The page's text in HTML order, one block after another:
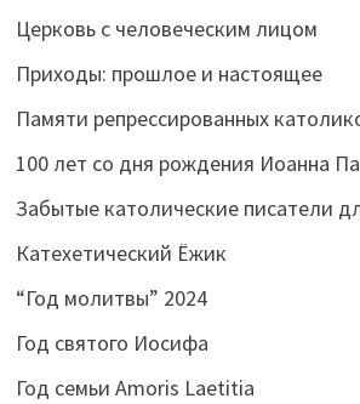
Церковь с человеческим лицом
Приходы: прошлое и настоящее
Памяти репрессированных
100 лет со дня рождения Иоанна
Забытые католические писатели
Катехетический Ёжик
“Год молитвы” 2024
Год святого Иосифа
Год семьи Amoris Laetitia